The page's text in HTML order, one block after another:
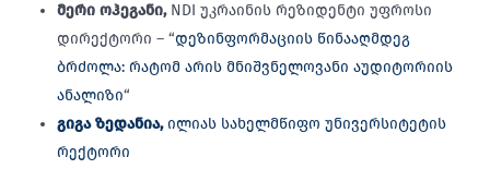
მერი ოჰეგანი,NDI უკრაინის რეზიდენტი უფროსი
დირექტორი – “დეზინფორმაციის წინააღმდეგ
ბრძოლა: რატომ არის მნიშვნელოვანი აუდიტორიის
ანალიზი“
გიგა ზედანია,ილიას სახელმწიფო უნივერსიტეტის
რექტორი